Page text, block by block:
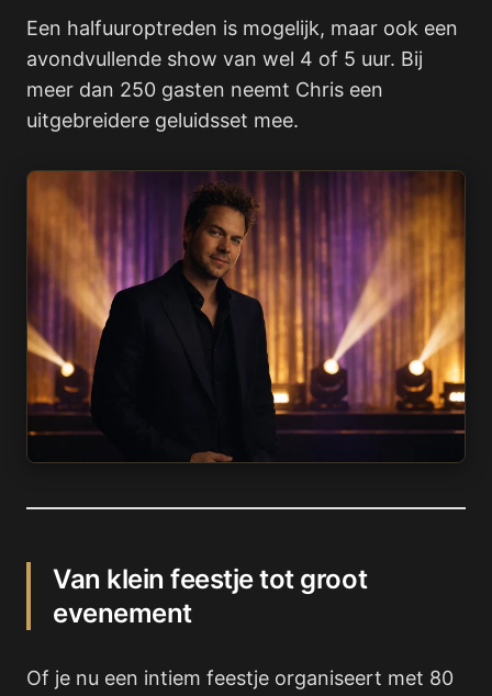
Een halfuuroptreden is mogelijk, maar ook een
avondvullende show van wel 4 of 5 uur. Bij
meer dan 250 gasten neemt Chris een
uitgebreidere geluidsset mee.
Van klein feestje tot groot
evenement
Of je nu een intiem feestje organiseert met 80